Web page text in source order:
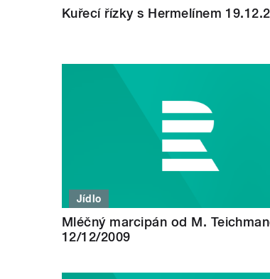
Kuřecí řízky s Hermelínem
Jídlo
Mléčný marcipán od M.
12/12/2009